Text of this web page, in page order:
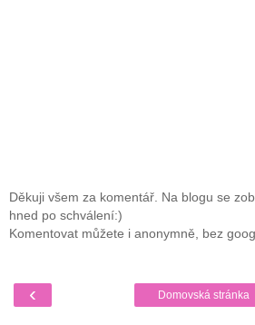
Děkuji všem za komentář. Na blogu se
hned po schválení:)
Komentovat můžete i anonymně, bez
‹ Domovská stránka